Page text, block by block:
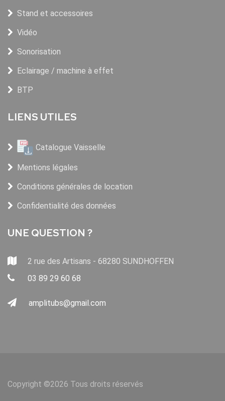
Stand et accessoires
Vidéo
Sonorisation
Eclairage / machine à effet
BTP
LIENS UTILES
Catalogue Vaisselle
Mentions légales
Conditions générales de location
Confidentialité des données
UNE QUESTION ?
2 rue des Artisans - 68280 SUNDHOFFEN
03 89 29 60 68
amplitubs@gmail.com
Copyright ©2026 Tous droits réservés